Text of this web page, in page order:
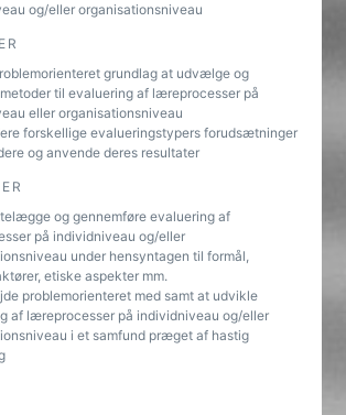
og/eller organisationsniveau
grundlag at udvælge og
til evaluering af læreprocesser på
eller organisationsniveau
forskellige evalueringstypers forudsætninger
og anvende deres resultater
og gennemføre evaluering af
på individniveau og/eller
under hensyntagen til formål,
etiske aspekter mm.
problemorienteret med samt at udvikle
af læreprocesser på individniveau og/eller
i et samfund præget af hastig